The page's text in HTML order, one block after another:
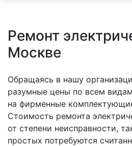
Ремонт
Москве
Обращаясь в нашу
разумные цены по всем
на фирменные
Стоимость ремонта
от степени неисправности,
простых потребуются